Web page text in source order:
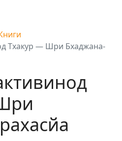
Тхакур — Шри Бхаджана-